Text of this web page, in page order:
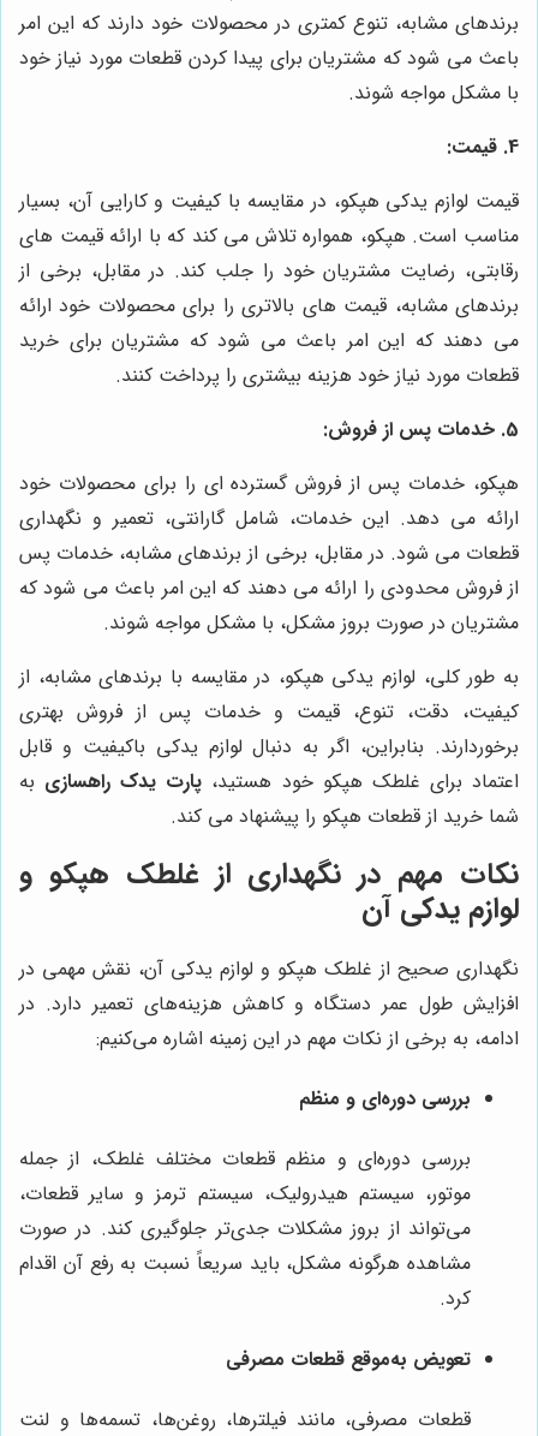
برندهای مشابه، تنوع کمتری در محصولات خود دارند که این امر
باعث می شود که مشتریان برای پیدا کردن قطعات مورد نیاز خود
با مشکل مواجه شوند.
4. قیمت:
قیمت لوازم یدکی هپکو، در مقایسه با کیفیت و کارایی آن، بسیار
مناسب است. هپکو، همواره تلاش می کند که با ارائه قیمت های
رقابتی، رضایت مشتریان خود را جلب کند. در مقابل، برخی از
برندهای مشابه، قیمت های بالاتری را برای محصولات خود ارائه
می دهند که این امر باعث می شود که مشتریان برای خرید
قطعات مورد نیاز خود هزینه بیشتری را پرداخت کنند.
5. خدمات پس از فروش:
هپکو، خدمات پس از فروش گسترده ای را برای محصولات خود
ارائه می دهد. این خدمات، شامل گارانتی، تعمیر و نگهداری
قطعات می شود. در مقابل، برخی از برندهای مشابه، خدمات پس
از فروش محدودی را ارائه می دهند که این امر باعث می شود که
مشتریان در صورت بروز مشکل، با مشکل مواجه شوند.
به طور کلی، لوازم یدکی هپکو، در مقایسه با برندهای مشابه، از
کیفیت، دقت، تنوع، قیمت و خدمات پس از فروش بهتری
برخوردارند. بنابراین، اگر به دنبال لوازم یدکی باکیفیت و قابل
اعتماد برای غلطک هپکو خود هستید، پارت یدک راهسازی به
شما خرید از قطعات هپکو را پیشنهاد می کند.
نکات مهم در نگهداری از غلطک هپکو و
لوازم یدکی آن
نگهداری صحیح از غلطک هپکو و لوازم یدکی آن، نقش مهمی در
افزایش طول عمر دستگاه و کاهش هزینه‌های تعمیر دارد. در
ادامه، به برخی از نکات مهم در این زمینه اشاره می‌کنیم:
بررسی دوره‌ای و منظم
بررسی دوره‌ای و منظم قطعات مختلف غلطک، از جمله
موتور، سیستم هیدرولیک، سیستم ترمز و سایر قطعات،
می‌تواند از بروز مشکلات جدی‌تر جلوگیری کند. در صورت
مشاهده هرگونه مشکل، باید سریعاً نسبت به رفع آن اقدام
کرد.
تعویض به‌موقع قطعات مصرفی
قطعات مصرفی، مانند فیلترها، روغن‌ها، تسمه‌ها و لنت